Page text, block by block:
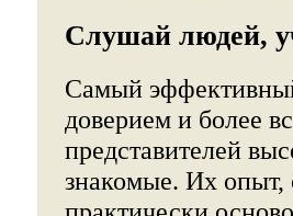
Слушай людей,
Самый
доверием и более
представителей
знакомые. Их опыт,